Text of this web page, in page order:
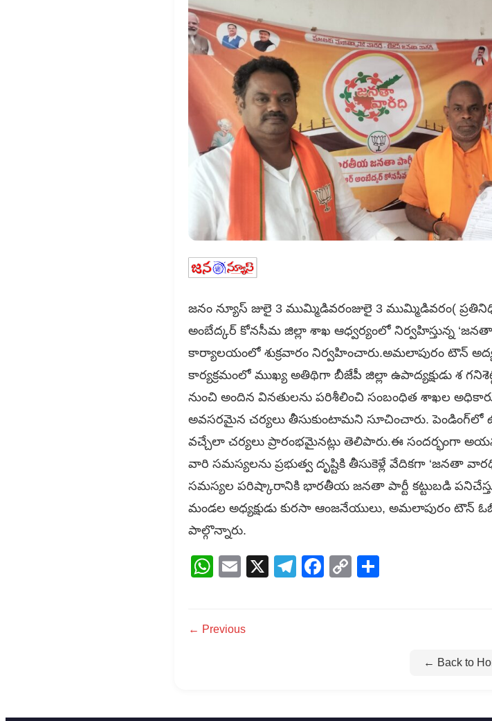
జనం న్యూస్ జులై 3 ముమ్మిడివరంజులై 3 ముమ్మిడివరం(
అంబేద్కర్ కోనసీమ జిల్లా శాఖ ఆధ్వర్యంలో నిర్వహిస్తున్న
కార్యాలయంలో శుక్రవారం నిర్వహించారు.అమలాపురం టౌన్
కార్యక్రమంలో ముఖ్య అతిథిగా బీజేపీ జిల్లా ఉపాద్యక్షుడు శ
నుంచి అందిన వినతులను పరిశీలించి సంబంధిత శాఖల
అవసరమైన చర్యలు తీసుకుంటామని సూచించారు. పెండింగ్‌లో
వచ్చేలా చర్యలు ప్రారంభమైనట్లు తెలిపారు.ఈ సందర్భంగా
వారి సమస్యలను ప్రభుత్వ దృష్టికి తీసుకెళ్లే వేదికగా ‘జనతా
సమస్యల పరిష్కారానికి భారతీయ జనతా పార్టీ కట్టుబడి
మండల అధ్యక్షుడు కురసా ఆంజనేయులు, అమలాపురం టౌన్
పాల్గొన్నారు.
WhatsApp
Email
X Telegram
Facebook
Copy
← Previous
← Back to